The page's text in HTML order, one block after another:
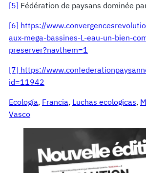
[5] Fédération de paysans dominée
[6] https://
aux-mega-bassines-L-eau-un-bien-
preserver?navthem=1
[7] https://
id=11942
Ecología, Francia, Luchas ecologicas,
Vasco